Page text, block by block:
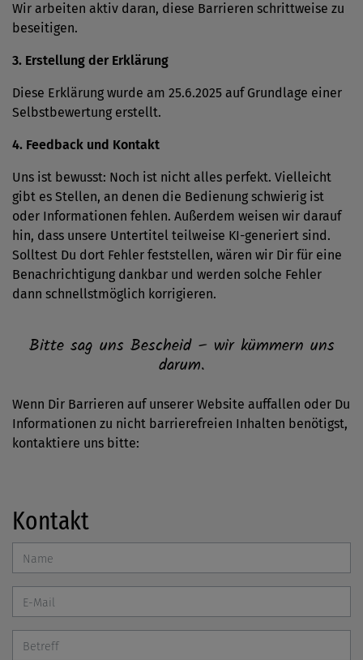
Wir arbeiten aktiv daran, diese Barrieren schrittweise zu
beseitigen.
3. Erstellung der Erklärung
Diese Erklärung wurde am 25.6.2025 auf Grundlage einer
Selbstbewertung erstellt.
4. Feedback und Kontakt
Uns ist bewusst: Noch ist nicht alles perfekt. Vielleicht
gibt es Stellen, an denen die Bedienung schwierig ist
oder Informationen fehlen. Außerdem weisen wir darauf
hin, dass unsere Untertitel teilweise KI-generiert sind.
Solltest Du dort Fehler feststellen, wären wir Dir für eine
Benachrichtigung dankbar und werden solche Fehler
dann schnellstmöglich korrigieren.
Bitte sag uns Bescheid – wir kümmern uns
darum.
Wenn Dir Barrieren auf unserer Website auffallen oder Du
Informationen zu nicht barrierefreien Inhalten benötigst,
kontaktiere uns bitte:
Kontakt